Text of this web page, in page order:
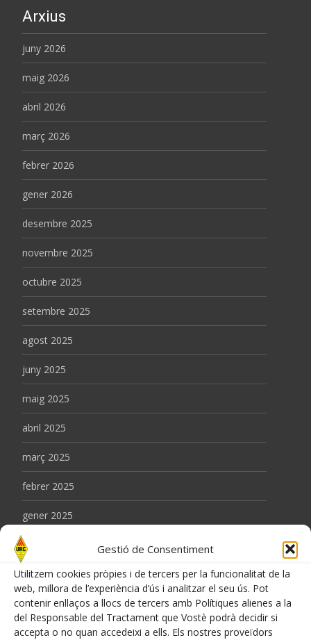
Gestió de Consentiment
Utilitzem cookies pròpies i de tercers per la funcionalitat de la
web, millora de l’experiència d’ús i analitzar el seu ús. Pot
contenir enllaços a llocs de tercers amb Polítiques alienes a la
del Responsable del Tractament que Vostè podrà decidir si
accepta o no quan accedeixi a ells. Els nostres proveïdors
Arxius
juny 2026
maig 2026
abril 2026
març 2026
febrer 2026
gener 2026
desembre 2025
novembre 2025
octubre 2025
setembre 2025
agost 2025
juny 2025
maig 2025
abril 2025
març 2025
febrer 2025
gener 2025
desembre 2024
novembre 2024
octubre 2024
setembre 2024